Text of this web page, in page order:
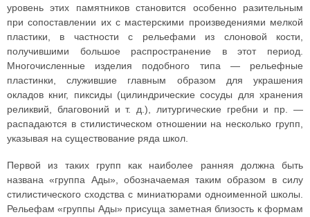
уровень этих памятников становится особенно разительным
при сопоставлении их с мастерскими произведениями мелкой
пластики, в частности с рельефами из слоновой кости,
получившими большое распространение в этот период.
Многочисленные изделия подобного типа — рельефные
пластинки, служившие главным образом для украшения
окладов книг, пиксиды (цилиндрические сосуды для хранения
реликвий, благовоний и т. д.), литургические гребни и пр. —
распадаются в стилистическом отношении на несколько групп,
указывая на существование ряда школ.
Первой из таких групп как наиболее ранняя должна быть
названа «группа Ады», обозначаемая таким образом в силу
стилистического сходства с миниатюрами одноименной школы.
Рельефам «группы Ады» присуща заметная близость к формам